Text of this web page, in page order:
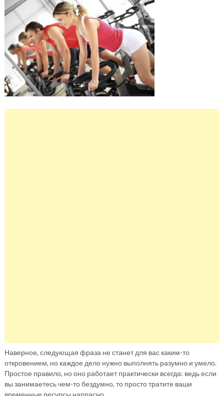
Наверное, следующая фраза не станет для вас каким-то
откровением, но каждое дело нужно выполнять разумно и умело.
Простое правило, но оно работает практически всегда: ведь если
вы занимаетесь чем-то бездумно, то просто тратите ваши
временные ресурсы напрасно.